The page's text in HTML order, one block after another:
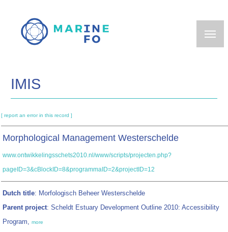
main
IMIS
[ report an error in this record ]
Morphological Management Westerschelde
www.ontwikkelingsschets2010.nl/www/scripts/projecten.php?
pageID=3&cBlockID=8&programmaID=2&projectID=12
Dutch title: Morfologisch Beheer Westerschelde
Parent project: Scheldt Estuary Development Outline 2010: Accessibility
Program, more